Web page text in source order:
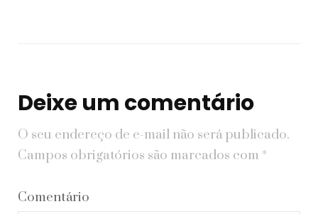
Deixe um comentário
O seu endereço de e-mail não será publicado.
Campos obrigatórios são marcados com *
Comentário